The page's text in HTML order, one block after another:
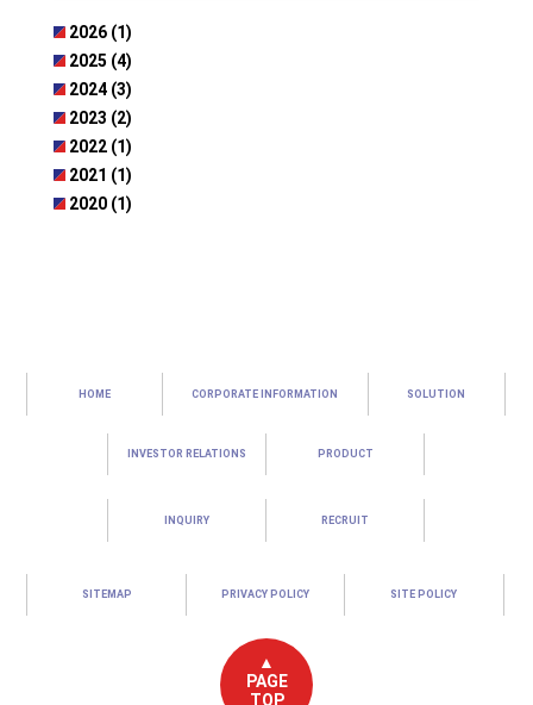
2026 (1)
2025 (4)
2024 (3)
2023 (2)
2022 (1)
2021 (1)
2020 (1)
HOME CORPORATE INFORMATION SOLUTION
INVESTOR RELATIONS PRODUCT
INQUIRY RECRUIT
SITEMAP PRIVACY POLICY SITE POLICY
▲
PAGE
TOP